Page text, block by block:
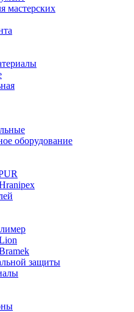
мастерских
оборудование
защиты